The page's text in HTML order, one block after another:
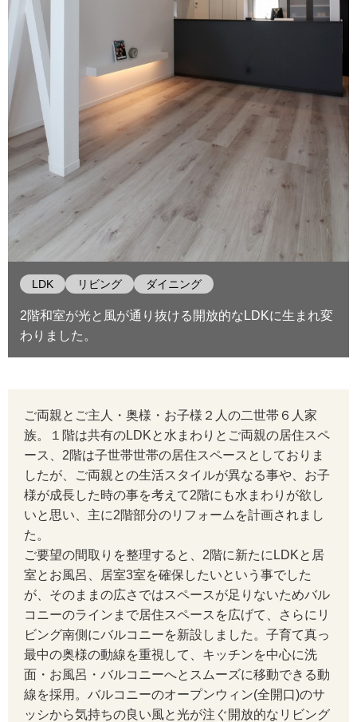
LDK リビング ダイニング
2階和室が光と風が通り抜ける開放的なLDKに生まれ変
わりました。
ご両親とご主人・奥様・お子様２人の二世帯６人家
族。１階は共有のLDKと水まわりとご両親の居住スペ
ース、2階は子世帯世帯の居住スペースとしておりま
したが、ご両親との生活スタイルが異なる事や、お子
様が成長した時の事を考えて2階にも水まわりが欲し
いと思い、主に2階部分のリフォームを計画されまし
た。
ご要望の間取りを整理すると、2階に新たにLDKと居
室とお風呂、居室3室を確保したいという事でした
が、そのままの広さではスペースが足りないためバル
コニーのラインまで居住スペースを広げて、さらにリ
ビング南側にバルコニーを新設しました。子育て真っ
最中の奥様の動線を重視して、キッチンを中心に洗
面・お風呂・バルコニーへとスムーズに移動できる動
線を採用。バルコニーのオープンウィン(全開口)のサ
ッシから気持ちの良い風と光が注ぐ開放的なリビング